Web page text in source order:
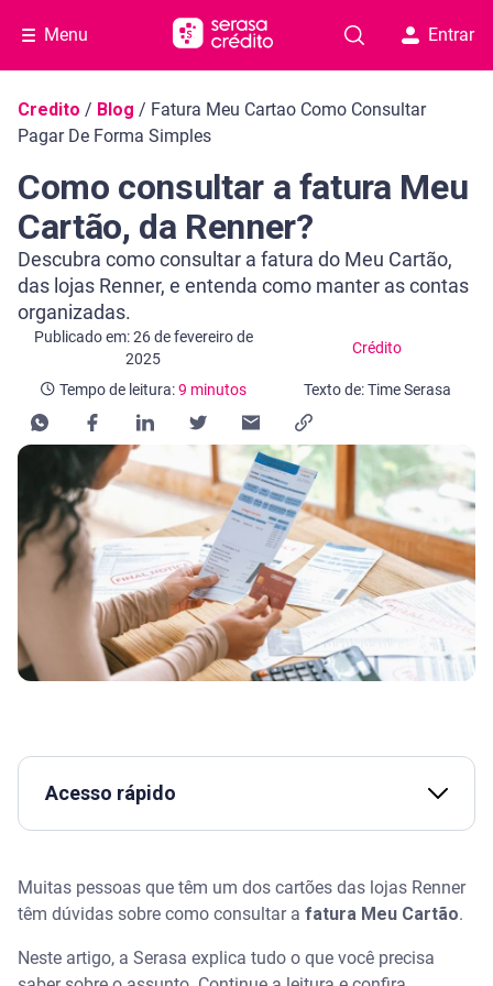
Menu Entrar
Navegação do blog
Credito / Blog / Fatura Meu Cartao Como Consultar
Pagar De Forma Simples
Como consultar a fatura Meu
Cartão, da Renner?
Descubra como consultar a fatura do Meu Cartão,
das lojas Renner, e entenda como manter as contas
organizadas.
Publicado em: 26 de fevereiro de
2025
Crédito
Categoria Crédito
Tempo de leitura:9 minutos
Tempo de leitura: 9 minutos
Texto de: Time Serasa
Acesso rápido
Muitas pessoas que têm um dos cartões das lojas Renner
têm dúvidas sobre como consultar a fatura Meu Cartão.
Neste artigo, a Serasa explica tudo o que você precisa